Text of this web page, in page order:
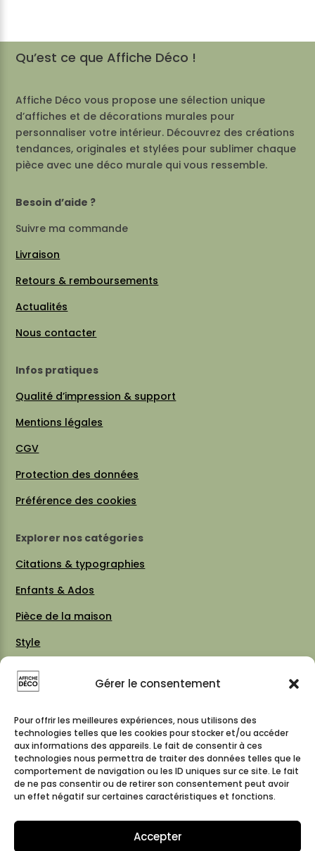
Gérer le consentement
Pour offrir les meilleures expériences, nous utilisons des
technologies telles que les cookies pour stocker et/ou accéder
aux informations des appareils. Le fait de consentir à ces
technologies nous permettra de traiter des données telles que le
comportement de navigation ou les ID uniques sur ce site. Le fait
de ne pas consentir ou de retirer son consentement peut avoir
un effet négatif sur certaines caractéristiques et fonctions.
Accepter
Qu’est ce que Affiche Déco !
Affiche Déco vous propose une sélection unique
d’affiches et de décorations murales pour
personnaliser votre intérieur. Découvrez des créations
tendances, originales et stylées pour sublimer chaque
pièce avec une déco murale qui vous ressemble.
Besoin d’aide ?
Suivre ma commande
Livraison
Retours & remboursements
Actualités
Nous contacter
Infos pratiques
Qualité d’impression & support
Mentions légales
CGV
Protection des données
Préférence des cookies
Explorer nos catégories
Citations & typographies
Enfants & Ados
Pièce de la maison
Style
Thèmes
Vintage 70 / 80
Cartes & plans de villes
Suivez-nous